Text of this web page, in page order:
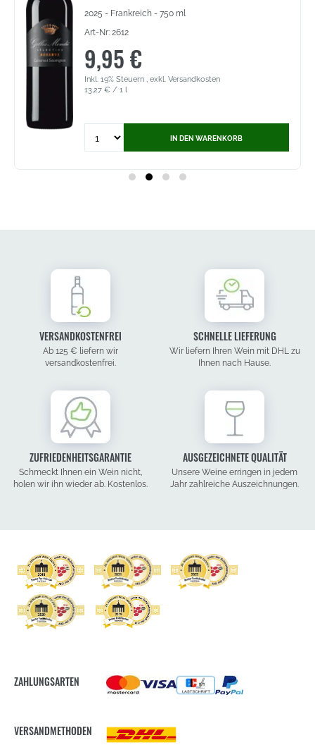
2025 - Frankreich - 750 ml
Art-Nr: 2612
9,95 €
Inkl. 19% Steuern , exkl. Versandkosten
13,27 € / 1 l
IN DEN WARENKORB
VERSANDKOSTENFREI
Ab 125 € liefern wir
versandkostenfrei.
SCHNELLE LIEFERUNG
Wir liefern Ihren Wein mit DHL zu
Ihnen nach Hause.
ZUFRIEDENHEITSGARANTIE
Schmeckt Ihnen ein Wein nicht,
holen wir ihn wieder ab. Kostenlos.
AUSGEZEICHNETE QUALITÄT
Unsere Weine erringen in jedem
Jahr zahlreiche Auszeichnungen.
ZAHLUNGSARTEN
VERSANDMETHODEN